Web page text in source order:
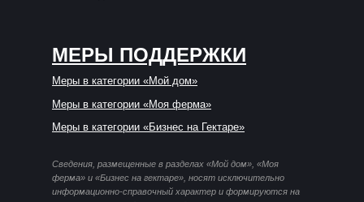
МЕРЫ ПОДДЕРЖКИ
Меры в категории «Мой дом»
Меры в категории «Моя ферма»
Меры в категории «Бизнес на Гектаре»
Сведения, размещенные в разделах «Мой дом», «Моя
ферма» и «Бизнес на гектаре», носят исключительно
информационно-справочный характер и формируются на